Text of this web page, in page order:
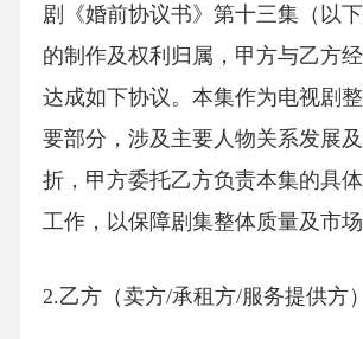
剧《婚前协议书》第十三集（以下
的制作及权利归属，甲方与乙方经
达成如下协议。本集作为电视剧
要部分，涉及主要人物关系发展
折，甲方委托乙方负责本集的具
工作，以保障剧集整体质量及市场
2.乙方（卖方/承租方/服务提供方